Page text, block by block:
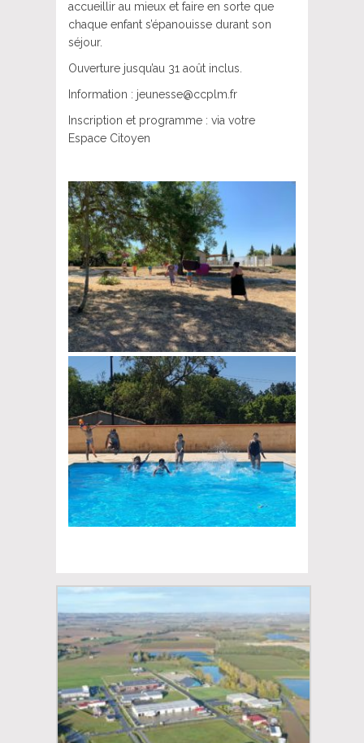
accueillir au mieux et faire en sorte que
chaque enfant s’épanouisse durant son
séjour.
Ouverture jusqu’au 31 août inclus.
Information : jeunesse@ccplm.fr
Inscription et programme : via votre
Espace Citoyen